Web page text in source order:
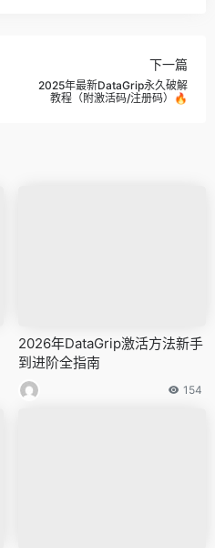
下一篇
2025年最新DataGrip永久破解
教程（附激活码/注册码）🔥
2026年DataGrip激活方法新手
到进阶全指南
154